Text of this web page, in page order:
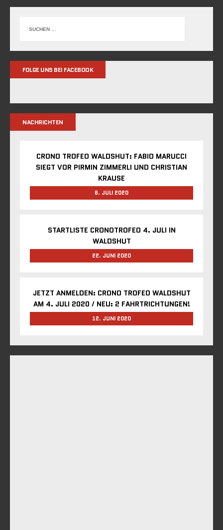
FOLGE UNS BEI FACEBOOK
NACHRICHTEN
CRONO TROFEO WALDSHUT: FABIO MARUCCI
SIEGT VOR PIRMIN ZIMMERLI UND CHRISTIAN
KRAUSE
6. JULI 2020
STARTLISTE CRONOTROFEO 4. JULI IN
WALDSHUT
22. JUNI 2020
JETZT ANMELDEN: CRONO TROFEO WALDSHUT
AM 4. JULI 2020 / NEU: 2 FAHRTRICHTUNGEN!
12. JUNI 2020